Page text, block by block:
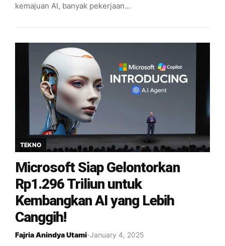
kemajuan AI, banyak pekerjaan…
TEKNO
Microsoft Siap Gelontorkan
Rp1.296 Triliun untuk
Kembangkan AI yang Lebih
Canggih!
Fajria Anindya Utami-January 4, 2025